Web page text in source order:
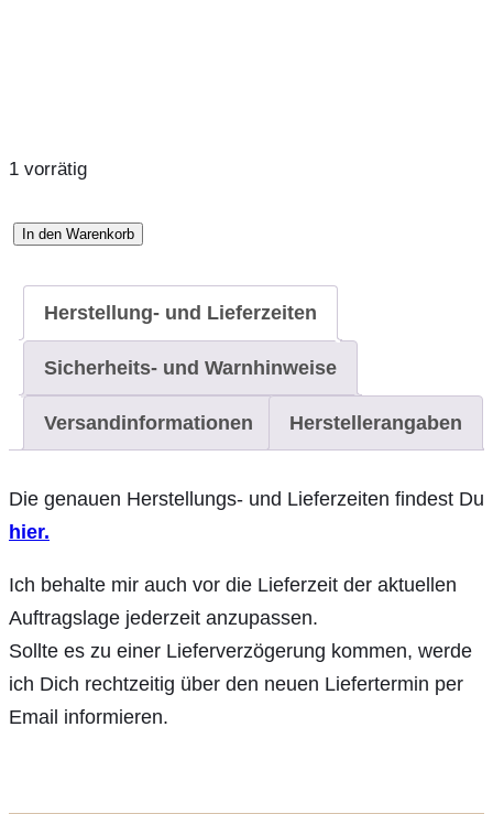
1 vorrätig
Halsband
In den Warenkorb
Herstellung- und Lieferzeiten
Sicherheits- und Warnhinweise
Versandinformationen Herstellerangaben
Die genauen Herstellungs- und Lieferzeiten findest Du
hier.
Ich behalte mir auch vor die Lieferzeit der aktuellen
Auftragslage jederzeit anzupassen.
Sollte es zu einer Lieferverzögerung kommen, werde
ich Dich rechtzeitig über den neuen Liefertermin per
Email informieren.